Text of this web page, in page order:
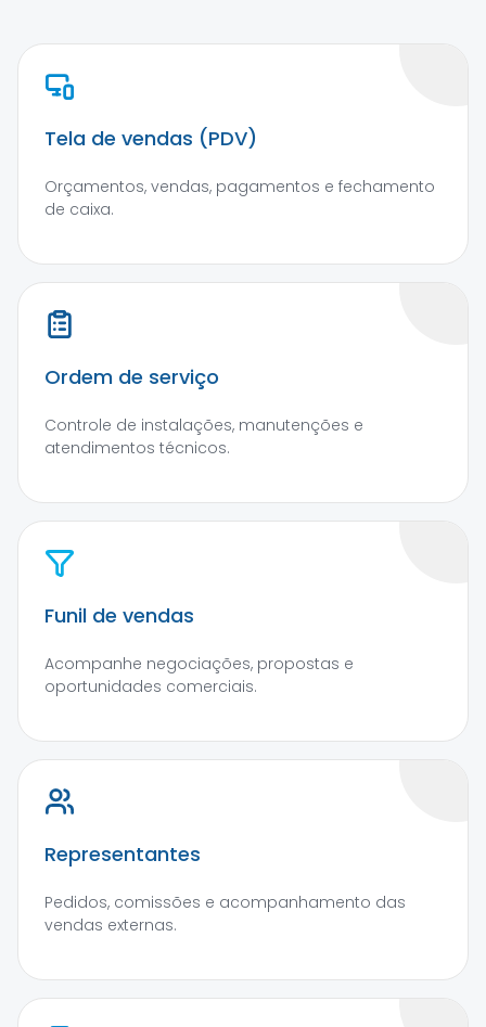
Tela de vendas (PDV)
Orçamentos, vendas, pagamentos e fechamento
de caixa.
Ordem de serviço
Controle de instalações, manutenções e
atendimentos técnicos.
Funil de vendas
Acompanhe negociações, propostas e
oportunidades comerciais.
Representantes
Pedidos, comissões e acompanhamento das
vendas externas.